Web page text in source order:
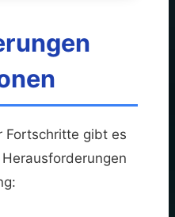
Fortschritte gibt es